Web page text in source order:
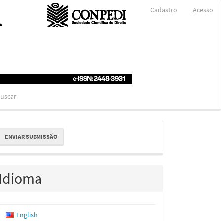
Cadastro Acesso
ENVIAR SUBMISSÃO
Idioma
English